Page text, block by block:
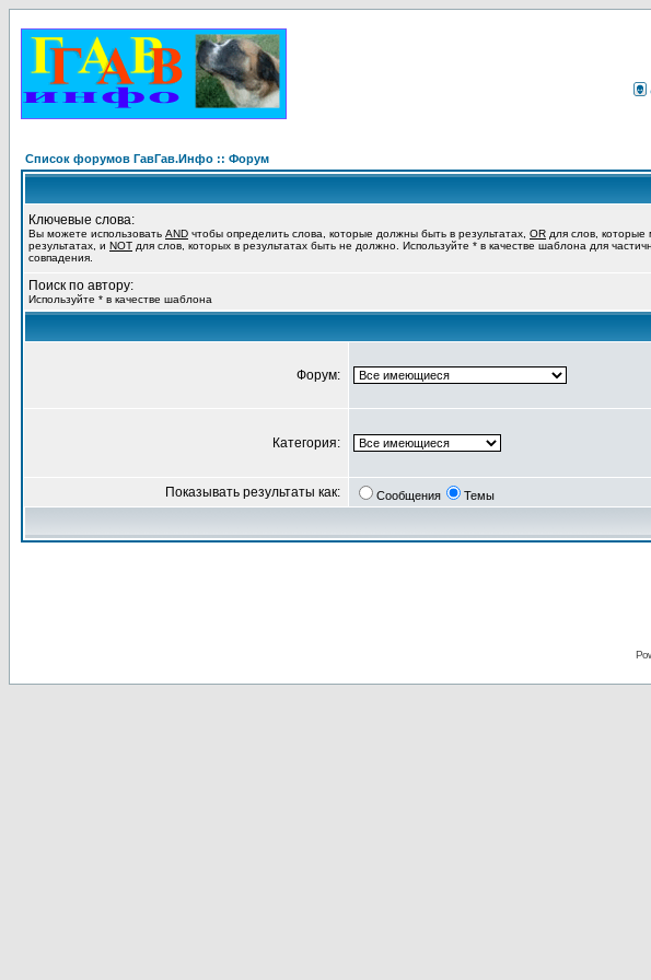
Список форумов ГавГав.Инфо :: Форум
Ключевые слова:
Вы можете использовать AND чтобы определить слова, которые должны быть в результатах, OR для слов, которые
результатах, и NOT для слов, которых в результатах быть не должно. Используйте * в качестве шаблона для
совпадения.
Поиск по автору:
Используйте * в качестве шаблона
Форум:
Категория:
Показывать результаты как: Сообщения Темы